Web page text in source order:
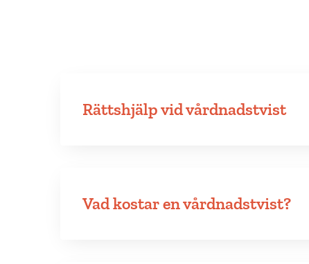
Rättshjälp vid vårdnadstvist
Vad kostar en vårdnadstvist?